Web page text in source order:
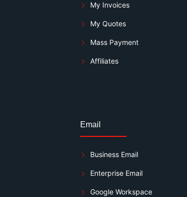
My Invoices
My Quotes
Mass Payment
Affiliates
Email
Business Email
Enterprise Email
Google Workspace